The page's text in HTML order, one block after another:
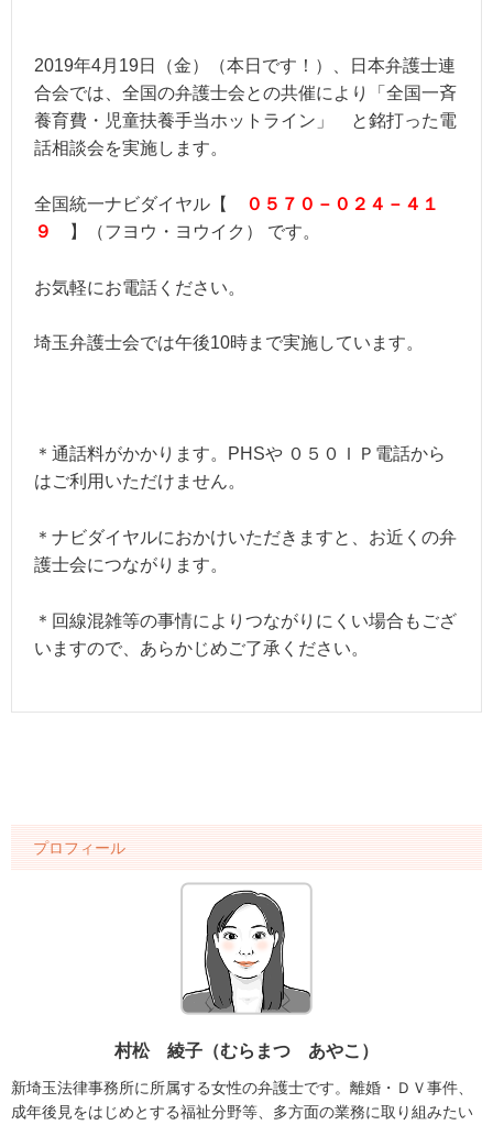
2019年4月19日（金）（本日です！）、日本弁護士連
合会では、全国の弁護士会との共催により「全国一斉
養育費・児童扶養手当ホットライン」 と銘打った電
話相談会を実施します。
全国統一ナビダイヤル【
０５７０－０２４－４１
９
】（フヨウ・ヨウイク） です。
お気軽にお電話ください。
埼玉弁護士会では午後10時まで実施しています。
＊通話料がかかります。PHSや ０５０ＩＰ電話から
はご利用いただけません。
＊ナビダイヤルにおかけいただきますと、お近くの弁
護士会につながります。
＊回線混雑等の事情によりつながりにくい場合もござ
いますので、あらかじめご了承ください。
プロフィール
村松 綾子（むらまつ あやこ）
新埼玉法律事務所に所属する女性の弁護士です。離婚・ＤＶ事件、
成年後見をはじめとする福祉分野等、多方面の業務に取り組みたい